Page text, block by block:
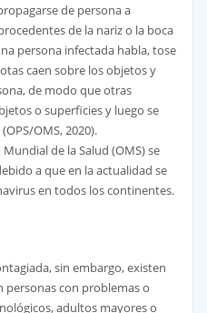
de persona a
de la nariz o la boca
persona infectada habla, tose
caen sobre los objetos y
de modo que otras
o superficies y luego se
OMS, 2020).
de la Salud (OMS) se
a que en la actualidad se
en todos los continentes.
sin embargo, existen
personas con problemas o
adultos mayores o